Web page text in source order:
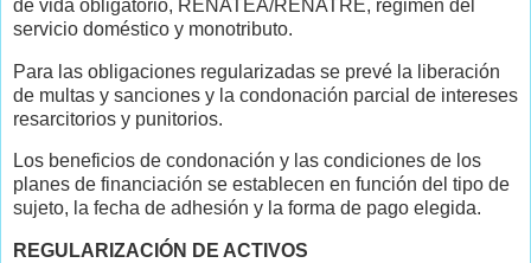
de vida obligatorio, RENATEA/RENATRE, régimen del
servicio doméstico y monotributo.
Para las obligaciones regularizadas se prevé la liberación
de multas y sanciones y la condonación parcial de intereses
resarcitorios y punitorios.
Los beneficios de condonación y las condiciones de los
planes de financiación se establecen en función del tipo de
sujeto, la fecha de adhesión y la forma de pago elegida.
REGULARIZACIÓN DE ACTIVOS